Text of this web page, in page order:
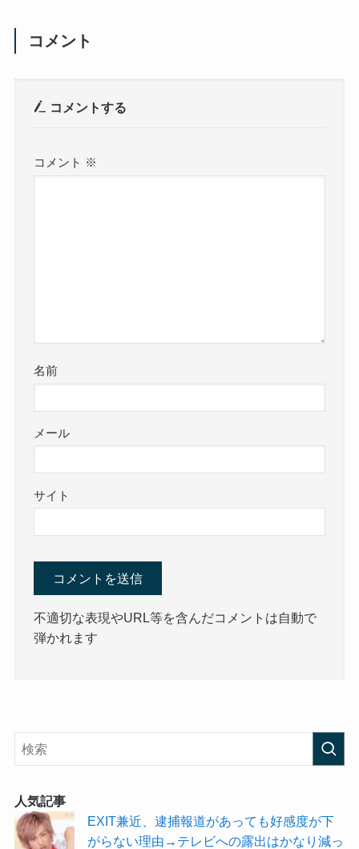
コメント
コメントする
コメント ※
名前
メール
サイト
不適切な表現やURL等を含んだコメントは自動で
弾かれます
人気記事
EXIT兼近、逮捕報道があっても好感度が下
がらない理由→テレビへの露出はかなり減っ